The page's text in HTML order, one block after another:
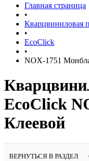
Главная страница
•
Кварцвиниловая
•
EcoClick
•
NOX-1751
EcoClick
Клеевой
ВЕРНУТЬСЯ В РАЗДЕЛ